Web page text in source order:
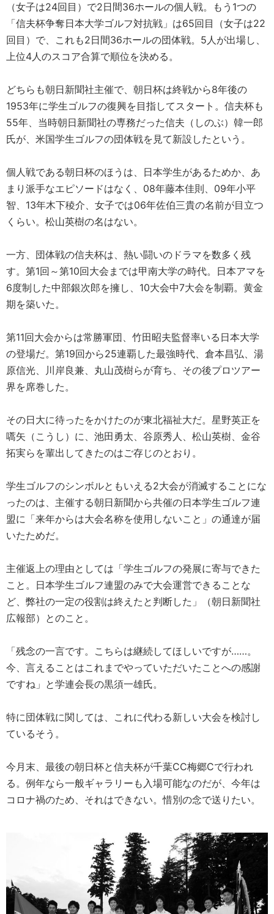
（女子は24回目）で2日間36ホールの個人戦。もう1つの
「信夫杯争奪日本大学ゴルフ対抗戦」は65回目（女子は22
回目）で、これも2日間36ホールの団体戦。5人が出場し、
上位4人のスコア合算で順位を決める。
どちらも朝日新聞社主催で、朝日杯は終戦から8年後の
1953年に学生ゴルフの復興を目指してスタート。信夫杯も
55年、当時朝日新聞社の専務だった信夫（しのぶ）韓一郎
氏が、米国学生ゴルフの団体戦を見て新設したという。
個人戦である朝日杯のほうは、日本学生があるためか、あ
まり派手なエピソードはなく、08年藤本佳則、09年小平
智、13年木下稜介、女子では06年佐伯三貴の名前が目立つ
くらい。松山英樹の名はない。
一方、団体戦の信夫杯は、熱い闘いのドラマを数多く残
す。第1回～第10回大会までは甲南大学の時代。日本アマを
6度制した中部銀次郎を擁し、10大会中7大会を制覇。黄金
期を築いた。
第11回大会からは常勝軍団、竹田昭夫監督率いる日本大学
の登場だ。第19回から25連覇した最強時代、倉本昌弘、湯
原信光、川岸良兼、丸山茂樹らが育ち、その後プロツアー
界を席巻した。
その日大に待ったをかけたのが東北福祉大だ。星野英正を
嚆矢（こうし）に、池田勇太、谷原秀人、松山英樹、金谷
拓実らを輩出してきたのはご存じのとおり。
学生ゴルフのシンボルともいえる2大会が消滅することにな
ったのは、主催する朝日新聞から共催の日本学生ゴルフ連
盟に「来年からは大会名称を使用しないこと」の通達が届
いたためだ。
主催返上の理由としては「学生ゴルフの発展に寄与できた
こと。日本学生ゴルフ連盟のみで大会運営できることな
ど、弊社の一定の役割は終えたと判断した」（朝日新聞社
広報部）とのこと。
「残念の一言です。こちらは継続してほしいですが……。
今、言えることはこれまでやっていただいたことへの感謝
ですね」と学連会長の黒須一雄氏。
特に団体戦に関しては、これに代わる新しい大会を検討し
ているそう。
今月末、最後の朝日杯と信夫杯が千葉CC梅郷Cで行われ
る。例年なら一般ギャラリーも入場可能なのだが、今年は
コロナ禍のため、それはできない。惜別の念で送りたい。